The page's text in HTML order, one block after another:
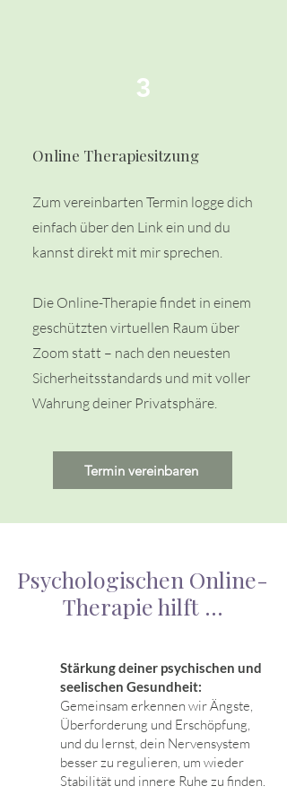
3
Online Therapiesitzung
Zum vereinbarten Termin logge dich
einfach über den Link ein und du
kannst direkt mit mir sprechen.
Die Online-Therapie findet in einem
geschützten virtuellen Raum über
Zoom statt – nach den neuesten
Sicherheitsstandards und mit voller
Wahrung deiner Privatsphäre.
Termin vereinbaren
Psychologischen Online-
Therapie hilft ...
Stärkung deiner psychischen und
seelischen Gesundheit:
Gemeinsam erkennen wir Ängste,
Überforderung und Erschöpfung,
und du lernst, dein Nervensystem
besser zu regulieren, um wieder
Stabilität und innere Ruhe zu finden.